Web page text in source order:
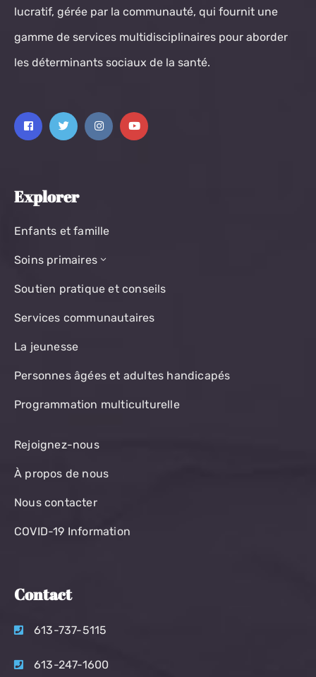
lucratif, gérée par la communauté, qui fournit une
gamme de services multidisciplinaires pour aborder
les déterminants sociaux de la santé.
Explorer
Enfants et famille
Soins primaires
Soutien pratique et conseils
Services communautaires
La jeunesse
Personnes âgées et adultes handicapés
Programmation multiculturelle
Rejoignez-nous
À propos de nous
Nous contacter
COVID-19 Information
Contact
613-737-5115
613-247-1600